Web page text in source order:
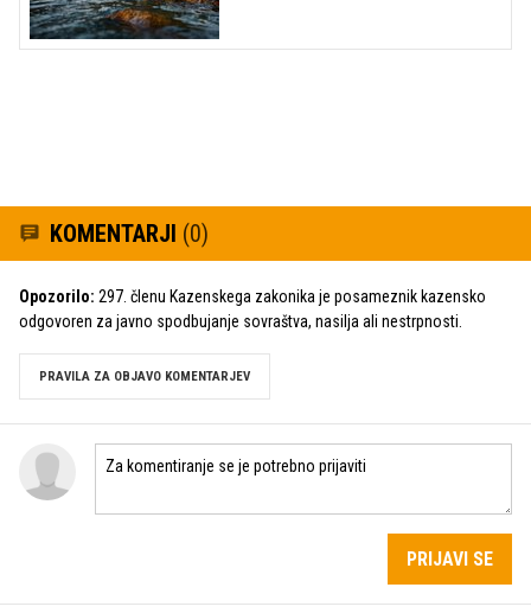
KOMENTARJI (0)
Opozorilo: 297. členu Kazenskega zakonika je posameznik kazensko
odgovoren za javno spodbujanje sovraštva, nasilja ali nestrpnosti.
PRAVILA ZA OBJAVO KOMENTARJEV
PRIJAVI SE